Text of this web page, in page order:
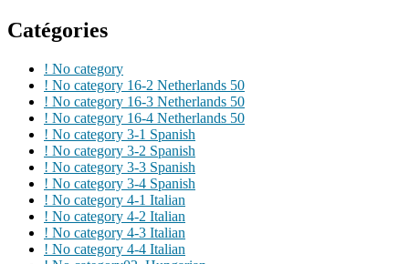
Catégories
! No category
! No category 16-2 Netherlands 50
! No category 16-3 Netherlands 50
! No category 16-4 Netherlands 50
! No category 3-1 Spanish
! No category 3-2 Spanish
! No category 3-3 Spanish
! No category 3-4 Spanish
! No category 4-1 Italian
! No category 4-2 Italian
! No category 4-3 Italian
! No category 4-4 Italian